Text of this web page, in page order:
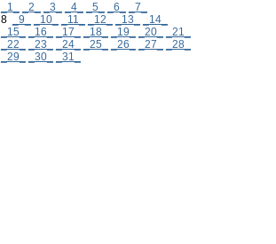
_1_ _2_ _3_ _4_ _5_ _6_
_7_
8
_9_ _10_ _11_ _12_ _13_
_14_
_15_
_16_ _17_ _18_ _19_ _20_
_21_
_22_
_23_ _24_ _25_ _26_ _27_
_28_
_29_
_30_ _31_